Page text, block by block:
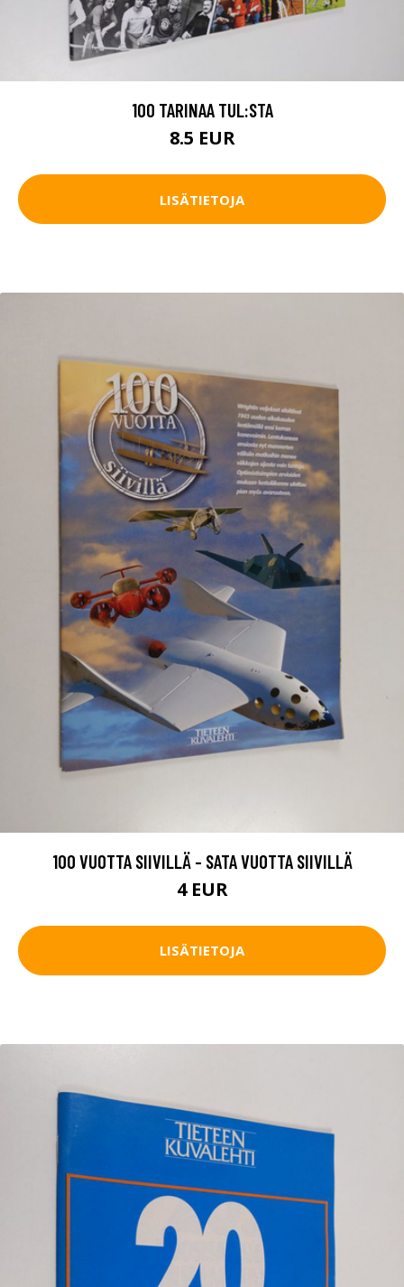
100 TARINAA TUL:STA
8.5 EUR
LISÄTIETOJA
100 VUOTTA SIIVILLÄ - SATA VUOTTA SIIVILLÄ
4 EUR
LISÄTIETOJA